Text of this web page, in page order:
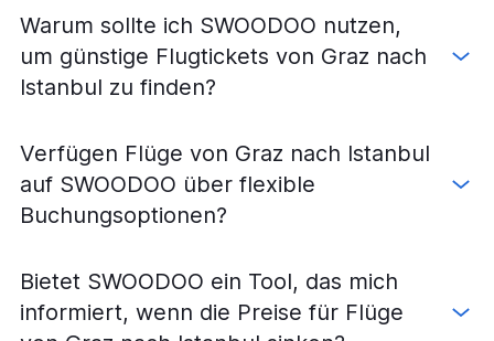
Flüge von Salzburg nach Izmir
Flüge von Graz nach Bodrum
Flüge von Wien nach Sinop
Flüge von Salzburg nach Dalaman
Flüge von Wien nach Diyarbakır
Flüge von Klagenfurt nach Istanbul Sabiha Gokcen
Flüge von Klagenfurt nach Antalya
Flüge von Wien nach Kütahya
Warum sollte ich SWOODOO nutzen,
um günstige Flugtickets von Graz nach
Istanbul zu finden?
Verfügen Flüge von Graz nach Istanbul
auf SWOODOO über flexible
Buchungsoptionen?
Bietet SWOODOO ein Tool, das mich
informiert, wenn die Preise für Flüge